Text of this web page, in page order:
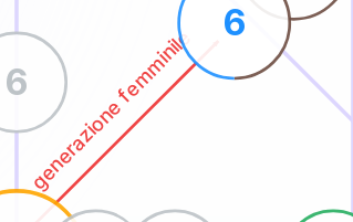
generazione femminile
6
6